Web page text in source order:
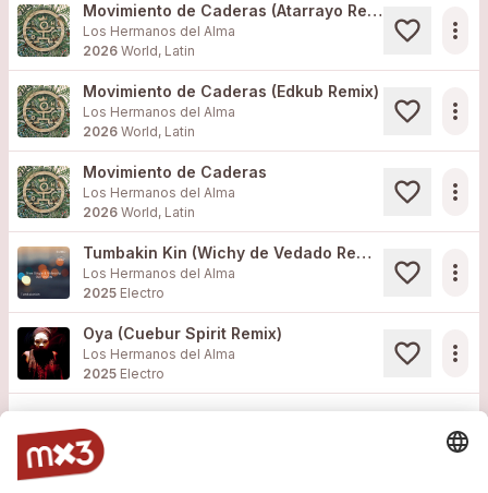
Movimiento de Caderas (Atarrayo Remix)
Los Hermanos del Alma
2026 World, Latin
more_horiz
Movimiento de Caderas (Edkub Remix)
Los Hermanos del Alma
2026 World, Latin
more_horiz
Movimiento de Caderas
Los Hermanos del Alma
2026 World, Latin
more_horiz
Tumbakin Kin (Wichy de Vedado Remix)
Los Hermanos del Alma
2025 Electro
more_horiz
Oya (Cuebur Spirit Remix)
Los Hermanos del Alma
2025 Electro
more_horiz